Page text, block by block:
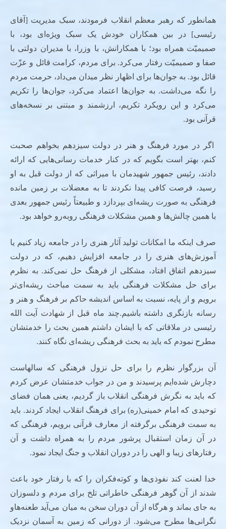
همانطور که رهبر معظم انقلاب فرمودند، سبک مدیریت [آقای
رئیسی] در بین همکاران خودش یک سبک ویژه‌ای بود، با
صمیمیّت همراه بود؛ با همکارانش، با وزرا، با مدیران دولتی با
صفا و صمیمیّت رفتار می‌کرد. برای مردم، کرامت قائل و عزّت
قائل بود. به جوان‌ها برای اظهار نظر میدان می‌داد، حرمت مردم
را نگه می‌داشت. به جوان‌ها اعتماد می‌کرد، جوان‌ها را تکریم
می‌کرد و این رویکرد تکریم، ارزشمند و مبتنی بر نسخه‌های
قرآنی بود.
اگر در مورد فرهنگ و هنر در دولت سیزدهم بخواهم صحبت
کنم، بهتر است بگویم که در کنار خدمات رسانی‌‌هایی که ارائه
دادند، رئیس جمهور شهیدمان با میراثی که از دولت قبل به او
رسید، فرصت کافی پیدا نکردند تا به معضلات بر زمین مانده
فرهنگی به صورت ریشه‌ای بپردازد و طبیعتاً رئیس جمهور بعدی
با همین چالش‌ها و همین مشکلات فرهنگی روبه‌رو خواهد بود.
صرف اینکه ما امکانات تولید آثار هنری را در جامعه زیاد کنیم یا
آموزش‌های هنری را در جامعه افزایش دهیم، که در دولت
سیزدهم اتفاق افتاد، مشکلی از فرهنگ حل نمی‌‌کند. به نظرم
برای حل مشکلات فرهنگی باید به سمت مباحث ریشه‌ای‌تر
برویم و از پایه، نسبت به اساس اندیشه حاکم بر فرهنگ و هنر و
رسانه بازنگری داشته باشیم.چند ماه قبل از شهادت آیت الله
رئیسی در ملاقاتی که با ایشان داشتم همین بحث را خدمتشان
مطرح نمودم که باید به بحث فرهنگی ریشه‌ای نگاه کنند.
آن بزرگوار نظرم را برای حل نزول فرهنگی که سالهاست
دچارش شده‌ایم پرسیدند و من در جواب خدمتشان عرض کردم
که باید به نگرش فرهنگی انقلاب باز گردیم، یعنی همان فضای
توحیدی که امام خمینی(ره) برای فرهنگ انقلاب ایجاد کردند. باید
به سمت فرهنگی برگرفته از معارف قرآنی برویم، فرهنگی که
در آن زمان استقبال پرشور مردم را به همراه داشت و آن
رفتارهای زیبا و الهی را در دوران انقلاب و جنگ ایجاد نمود.
خدا لعنت کند نفوذی‌ها و کوته‌فکران را که با رفتار خود باعث
شدند از آن گوهر فرهنگی خاطراتی تلخ برای مردم و دلسوزان
به جای بماند و هرگاه از آن دوران سخن به میان می‌آید طعنه‌هاو
نگرانی‌ها مطرح می‌شود. از دورانی که زمین به آسمان نزدیک